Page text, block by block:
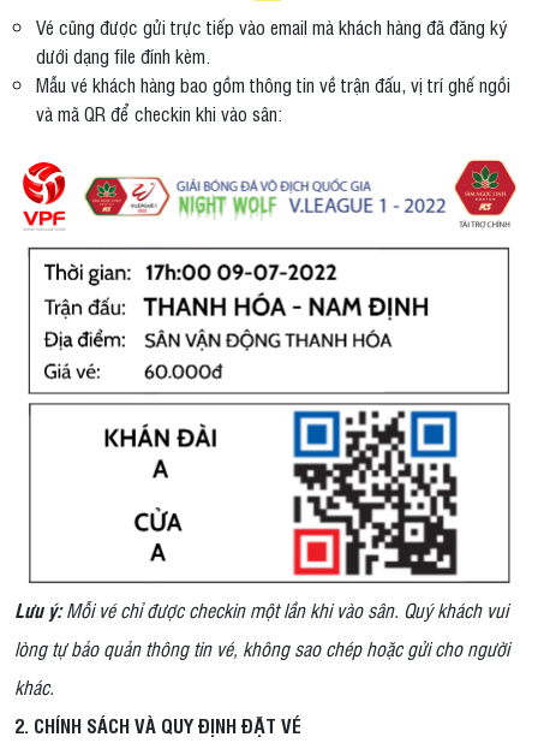
Vé cũng được gửi trực tiếp vào email mà khách hàng đã đăng ký
dưới dạng file đính kèm.
Mẫu vé khách hàng bao gồm thông tin về trận đấu, vị trí ghế ngồi
và mã QR để checkin khi vào sân:
Lưu ý: Mỗi vé chỉ được checkin một lần khi vào sân. Quý khách vui
lòng tự bảo quản thông tin vé, không sao chép hoặc gửi cho người
khác.
2. CHÍNH SÁCH VÀ QUY ĐỊNH ĐẶT VÉ